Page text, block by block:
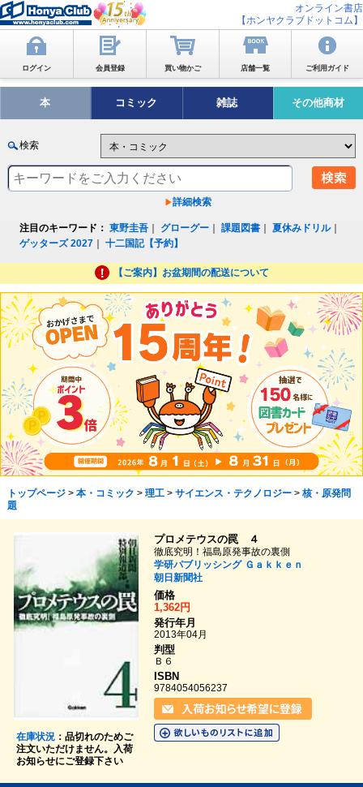
オンライン書店
【ホンヤクラブドットコム】
ログイン 会員登録 買い物かご 店舗一覧 ご利用ガイド
本 コミック 雑誌 その他商材
検索
詳細検索
注目のキーワード： 東野圭吾 グローグー ｜課題図書 ｜夏休みドリル｜
ゲッターズ 2027 ｜十二国記【予約】
【ご案内】お盆期間の配送について
トップページ> 本・コミック > 理工> サイエンス・テクノロジー> 核・原発問
題
在庫状況：品切れのためご
注文いただけません。入荷
お知らせにご登録下さい
プロメテウスの罠 ４
徹底究明！福島原発事故の裏側
学研パブリッシング Ｇａｋｋｅｎ
朝日新聞社
価格
1,362円
発行年月
2013年04月
判型
Ｂ６
ISBN
9784054056237